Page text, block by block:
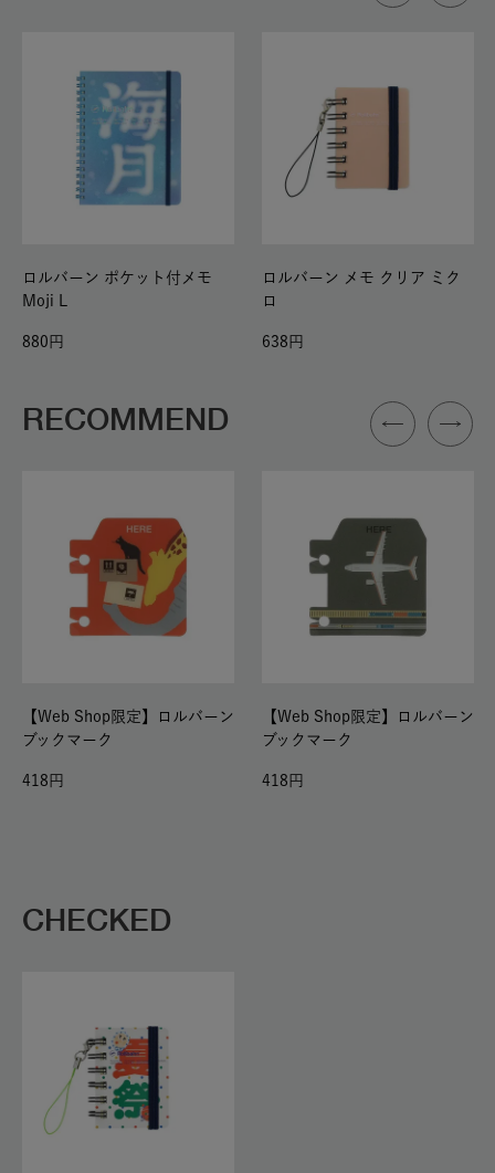
ロルバーン ポケット付メモ
Moji L
880
ロルバーン メモ クリア ミク
ロ
638
RECOMMEND
【Web Shop限定】ロルバーン
ブックマーク
418
【Web Shop限定】ロルバーン
ブックマーク
418
CHECKED